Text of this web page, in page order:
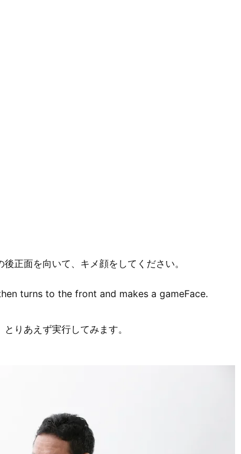
正面を向いて、キメ顔をしてください。
turns to the front and makes a gameFace.
りあえず実行してみます。